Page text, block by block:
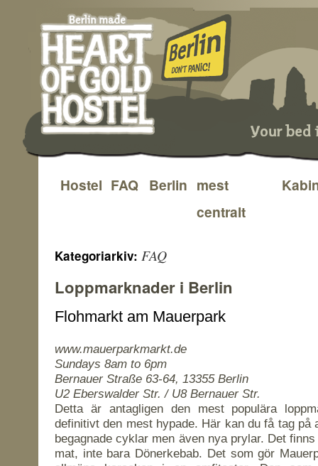
Hoppa
Hostel FAQ Berlin mest
centralt
Kategoriarkiv: FAQ
Loppmarknader i Berlin
Flohmarkt am Mauerpark
www.mauerparkmarkt.de
Sundays 8am to 6pm
Bernauer Straße 63-64, 13355 Berlin
U2 Eberswalder Str. / U8 Bernauer Str.
Detta är antagligen den mest populära
definitivt den mest hypade. Här kan du få tag
begagnade cyklar men även nya prylar. Det
mat, inte bara Dönerkebab. Det som gör